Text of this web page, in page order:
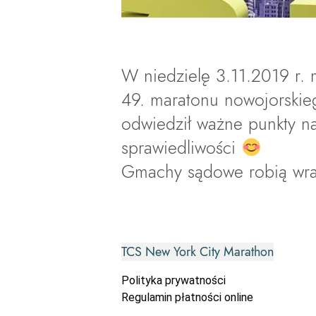
W niedzielę 3.11.2019 r.
49. maratonu
odwiedził ważne punkty
sprawiedliwości
Gmachy sądowe robią
TCS New York City Marathon
Polityka prywatności
Regulamin płatności online